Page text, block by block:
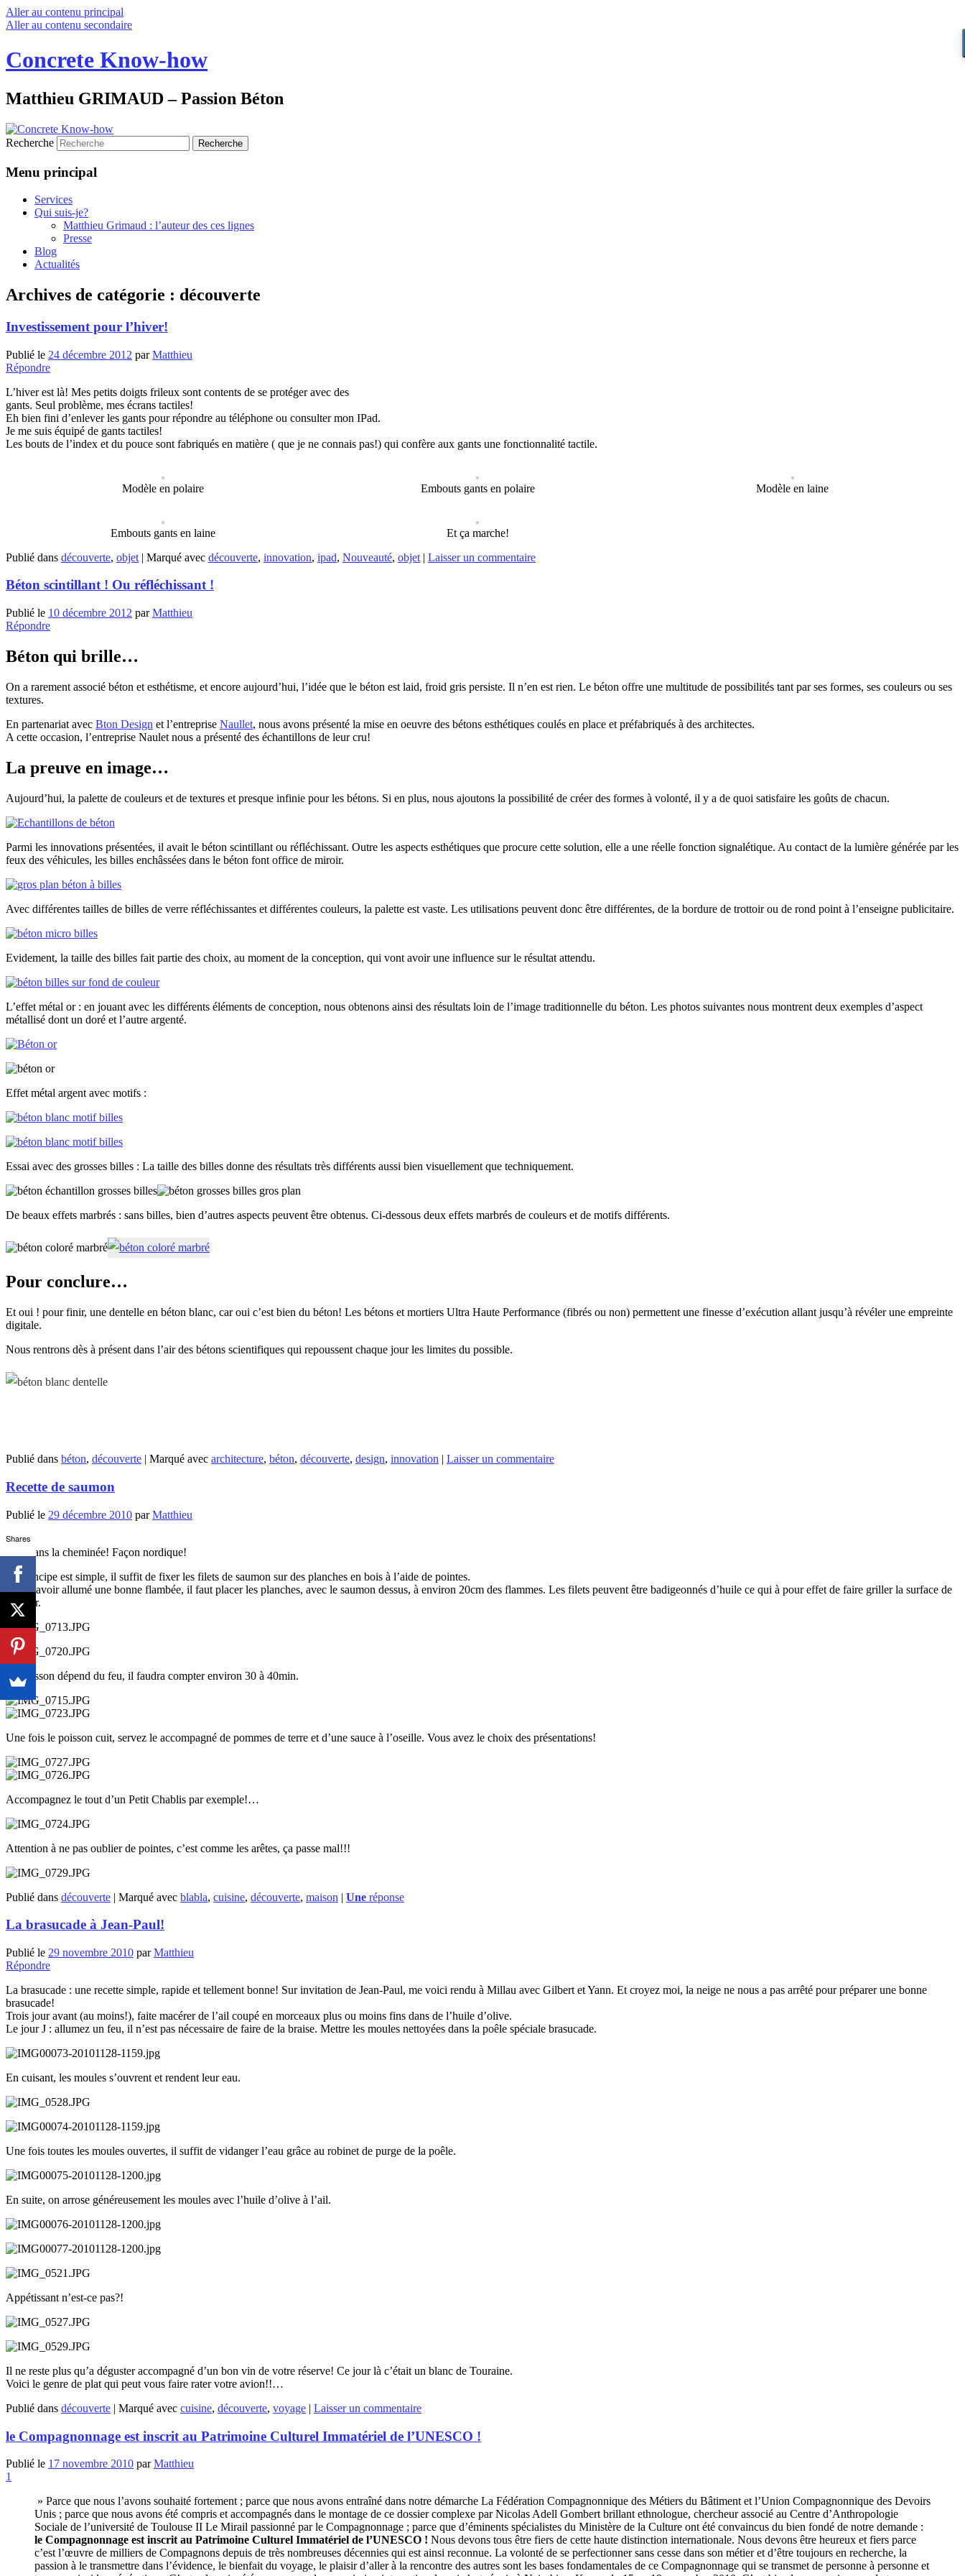
Aller au contenu principal
Aller au contenu secondaire
Concrete Know-how
Matthieu GRIMAUD – Passion Béton
Recherche
Menu principal
Services
Qui suis-je?
Matthieu Grimaud : l’auteur des ces lignes
Presse
Blog
Actualités
Archives de catégorie : découverte
Investissement pour l’hiver!
Publié le 24 décembre 2012 parMatthieu
Répondre
L’hiver est là! Mes petits doigts frileux sont contents de se protéger avec des
gants. Seul problème, mes écrans tactiles!
Eh bien fini d’enlever les gants pour répondre au téléphone ou consulter mon IPad.
Je me suis équipé de gants tactiles!
Les bouts de l’index et du pouce sont fabriqués en matière ( que je ne connais pas!) qui confère aux gants une fonctionnalité tactile.
Modèle en polaire Embouts gants en polaire Modèle en laine
Embouts gants en laine
Et ça marche!
Publié dans découverte, objet | Marqué avec découverte, innovation, ipad, Nouveauté, objet | Laisser un commentaire
Béton scintillant ! Ou réfléchissant !
Publié le 10 décembre 2012 parMatthieu
Répondre
Béton qui brille…
On a rarement associé béton et esthétisme, et encore aujourd’hui, l’idée que le béton est laid, froid gris persiste. Il n’en est rien. Le béton offre une multitude de possibilités tant par ses formes, ses couleurs ou ses
textures.
En partenariat avec Bton Design et l’entreprise Naullet, nous avons présenté la mise en oeuvre des bétons esthétiques coulés en place et préfabriqués à des architectes.
A cette occasion, l’entreprise Naulet nous a présenté des échantillons de leur cru!
La preuve en image…
Aujourd’hui, la palette de couleurs et de textures et presque infinie pour les bétons. Si en plus, nous ajoutons la possibilité de créer des formes à volonté, il y a de quoi satisfaire les goûts de chacun.
Parmi les innovations présentées, il avait le béton scintillant ou réfléchissant. Outre les aspects esthétiques que procure cette solution, elle a une réelle fonction signalétique. Au contact de la lumière générée par les
feux des véhicules, les billes enchâssées dans le béton font office de miroir.
Avec différentes tailles de billes de verre réfléchissantes et différentes couleurs, la palette est vaste. Les utilisations peuvent donc être différentes, de la bordure de trottoir ou de rond point à l’enseigne publicitaire.
Evidement, la taille des billes fait partie des choix, au moment de la conception, qui vont avoir une influence sur le résultat attendu.
L’effet métal or : en jouant avec les différents éléments de conception, nous obtenons ainsi des résultats loin de l’image traditionnelle du béton. Les photos suivantes nous montrent deux exemples d’aspect
métallisé dont un doré et l’autre argenté.
Effet métal argent avec motifs :
Essai avec des grosses billes : La taille des billes donne des résultats très différents aussi bien visuellement que techniquement.
De beaux effets marbrés : sans billes, bien d’autres aspects peuvent être obtenus. Ci-dessous deux effets marbrés de couleurs et de motifs différents.
Pour conclure…
Et oui ! pour finir, une dentelle en béton blanc, car oui c’est bien du béton! Les bétons et mortiers Ultra Haute Performance (fibrés ou non) permettent une finesse d’exécution allant jusqu’à révéler une empreinte
digitale.
Nous rentrons dès à présent dans l’air des bétons scientifiques qui repoussent chaque jour les limites du possible.
Publié dans béton, découverte | Marqué avec architecture, béton, découverte, design, innovation | Laisser un commentaire
Recette de saumon
Publié le 29 décembre 2010 parMatthieu
Cuit dans la cheminée! Façon nordique!
Le principe est simple, il suffit de fixer les filets de saumon sur des planches en bois à l’aide de pointes.
Après avoir allumé une bonne flambée, il faut placer les planches, avec le saumon dessus, à environ 20cm des flammes. Les filets peuvent être badigeonnés d’huile ce qui à pour effet de faire griller la surface de
la chair.
La cuisson dépend du feu, il faudra compter environ 30 à 40min.
Une fois le poisson cuit, servez le accompagné de pommes de terre et d’une sauce à l’oseille. Vous avez le choix des présentations!
Accompagnez le tout d’un Petit Chablis par exemple!…
Attention à ne pas oublier de pointes, c’est comme les arêtes, ça passe mal!!!
Publié dans découverte | Marqué avec blabla, cuisine, découverte, maison | Une réponse
La brasucade à Jean-Paul!
Publié le 29 novembre 2010 parMatthieu
Répondre
La brasucade : une recette simple, rapide et tellement bonne! Sur invitation de Jean-Paul, me voici rendu à Millau avec Gilbert et Yann. Et croyez moi, la neige ne nous a pas arrêté pour préparer une bonne
brasucade!
Trois jour avant (au moins!), faite macérer de l’ail coupé en morceaux plus ou moins fins dans de l’huile d’olive.
Le jour J : allumez un feu, il n’est pas nécessaire de faire de la braise. Mettre les moules nettoyées dans la poêle spéciale brasucade.
En cuisant, les moules s’ouvrent et rendent leur eau.
Une fois toutes les moules ouvertes, il suffit de vidanger l’eau grâce au robinet de purge de la poêle.
En suite, on arrose généreusement les moules avec l’huile d’olive à l’ail.
Appétissant n’est-ce pas?!
Il ne reste plus qu’a déguster accompagné d’un bon vin de votre réserve! Ce jour là c’était un blanc de Touraine.
Voici le genre de plat qui peut vous faire rater votre avion!!…
Publié dans découverte | Marqué avec cuisine, découverte, voyage | Laisser un commentaire
le Compagnonnage est inscrit au Patrimoine Culturel Immatériel de l’UNESCO !
Publié le 17 novembre 2010 parMatthieu
1
» Parce que nous l’avons souhaité fortement ; parce que nous avons entraîné dans notre démarche La Fédération Compagnonnique des Métiers du Bâtiment et l’Union Compagnonnique des Devoirs
Unis ; parce que nous avons été compris et accompagnés dans le montage de ce dossier complexe par Nicolas Adell Gombert brillant ethnologue, chercheur associé au Centre d’Anthropologie
Sociale de l’université de Toulouse II Le Mirail passionné par le Compagnonnage ; parce que d’éminents spécialistes du Ministère de la Culture ont été convaincus du bien fondé de notre demande :
le Compagnonnage est inscrit au Patrimoine Culturel Immatériel de l’UNESCO ! Nous devons tous être fiers de cette haute distinction internationale. Nous devons être heureux et fiers parce
c’est l’œuvre de milliers de Compagnons depuis de très nombreuses décennies qui est ainsi reconnue. La volonté de se perfectionner sans cesse dans son métier et d’être toujours en recherche, la
passion à le transmettre dans l’évidence, le bienfait du voyage, le plaisir d’aller à la rencontre des autres sont les bases fondamentales de ce Compagnonnage qui se transmet de personne à personne et
Shares